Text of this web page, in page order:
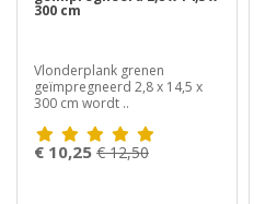
300 cm
Vlonderplank grenen
geïmpregneerd 2,8 x 14,5 x
300 cm wordt ..
€ 10,25 € 12,50